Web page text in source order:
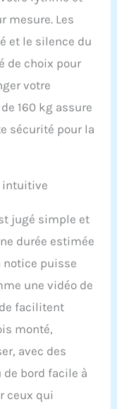
pouvez
sur
agréable.
:
dispose de
résistance.
vous
Chaque
à vos
votre
force et
𝙀́𝘾𝙍𝘼𝙉
𝙀𝙏
:
mesure. Les
et le silence du
de choix pour
votre
160 kg assure
sécurité pour la
intuitive
jugé simple et
durée estimée
notice puisse
une vidéo de
facilitent
monté,
avec des
bord facile à
ceux qui